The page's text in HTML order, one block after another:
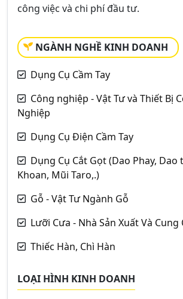
công việc và chi phí đầu tư.
NGÀNH NGHỀ KINH DOANH
Dụng Cụ Cầm Tay
Công nghiệp - Vật Tư và Thiết Bị
Nghiệp
Dụng Cụ Điện Cầm Tay
Dụng Cụ Cắt Gọt (Dao Phay, Dao
Khoan, Mũi Taro,.)
Gỗ - Vật Tư Ngành Gỗ
Lưỡi Cưa - Nhà Sản Xuất Và Cung
Thiếc Hàn, Chì Hàn
LOẠI HÌNH KINH DOANH